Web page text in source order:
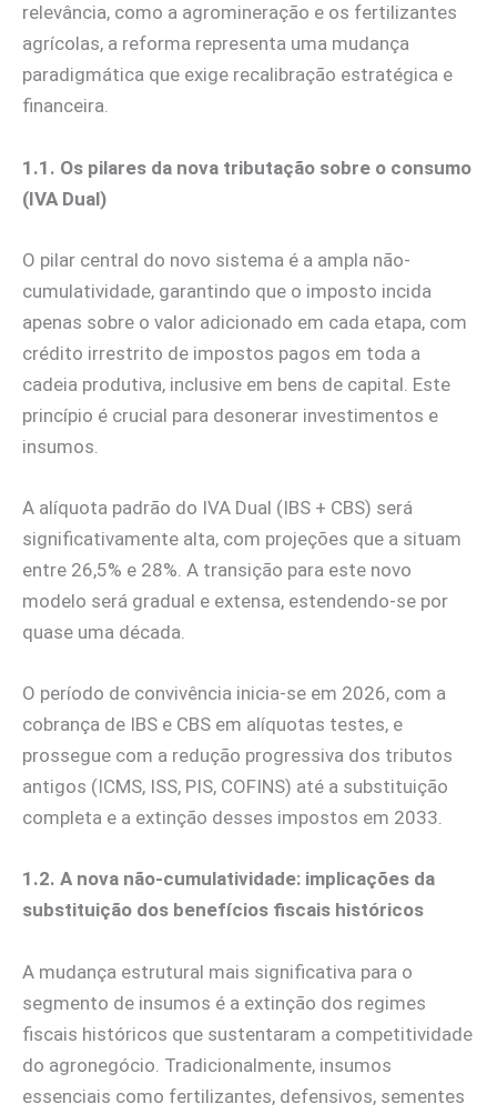
relevância, como a agromineração e os fertilizantes
agrícolas, a reforma representa uma mudança
paradigmática que exige recalibração estratégica e
financeira.
1.1. Os pilares da nova tributação sobre o consumo
(IVA Dual)
O pilar central do novo sistema é a ampla não-
cumulatividade, garantindo que o imposto incida
apenas sobre o valor adicionado em cada etapa, com
crédito irrestrito de impostos pagos em toda a
cadeia produtiva, inclusive em bens de capital. Este
princípio é crucial para desonerar investimentos e
insumos.
A alíquota padrão do IVA Dual (IBS + CBS) será
significativamente alta, com projeções que a situam
entre 26,5% e 28%. A transição para este novo
modelo será gradual e extensa, estendendo-se por
quase uma década.
O período de convivência inicia-se em 2026, com a
cobrança de IBS e CBS em alíquotas testes, e
prossegue com a redução progressiva dos tributos
antigos (ICMS, ISS, PIS, COFINS) até a substituição
completa e a extinção desses impostos em 2033.
1.2. A nova não-cumulatividade: implicações da
substituição dos benefícios fiscais históricos
A mudança estrutural mais significativa para o
segmento de insumos é a extinção dos regimes
fiscais históricos que sustentaram a competitividade
do agronegócio. Tradicionalmente, insumos
essenciais como fertilizantes, defensivos, sementes